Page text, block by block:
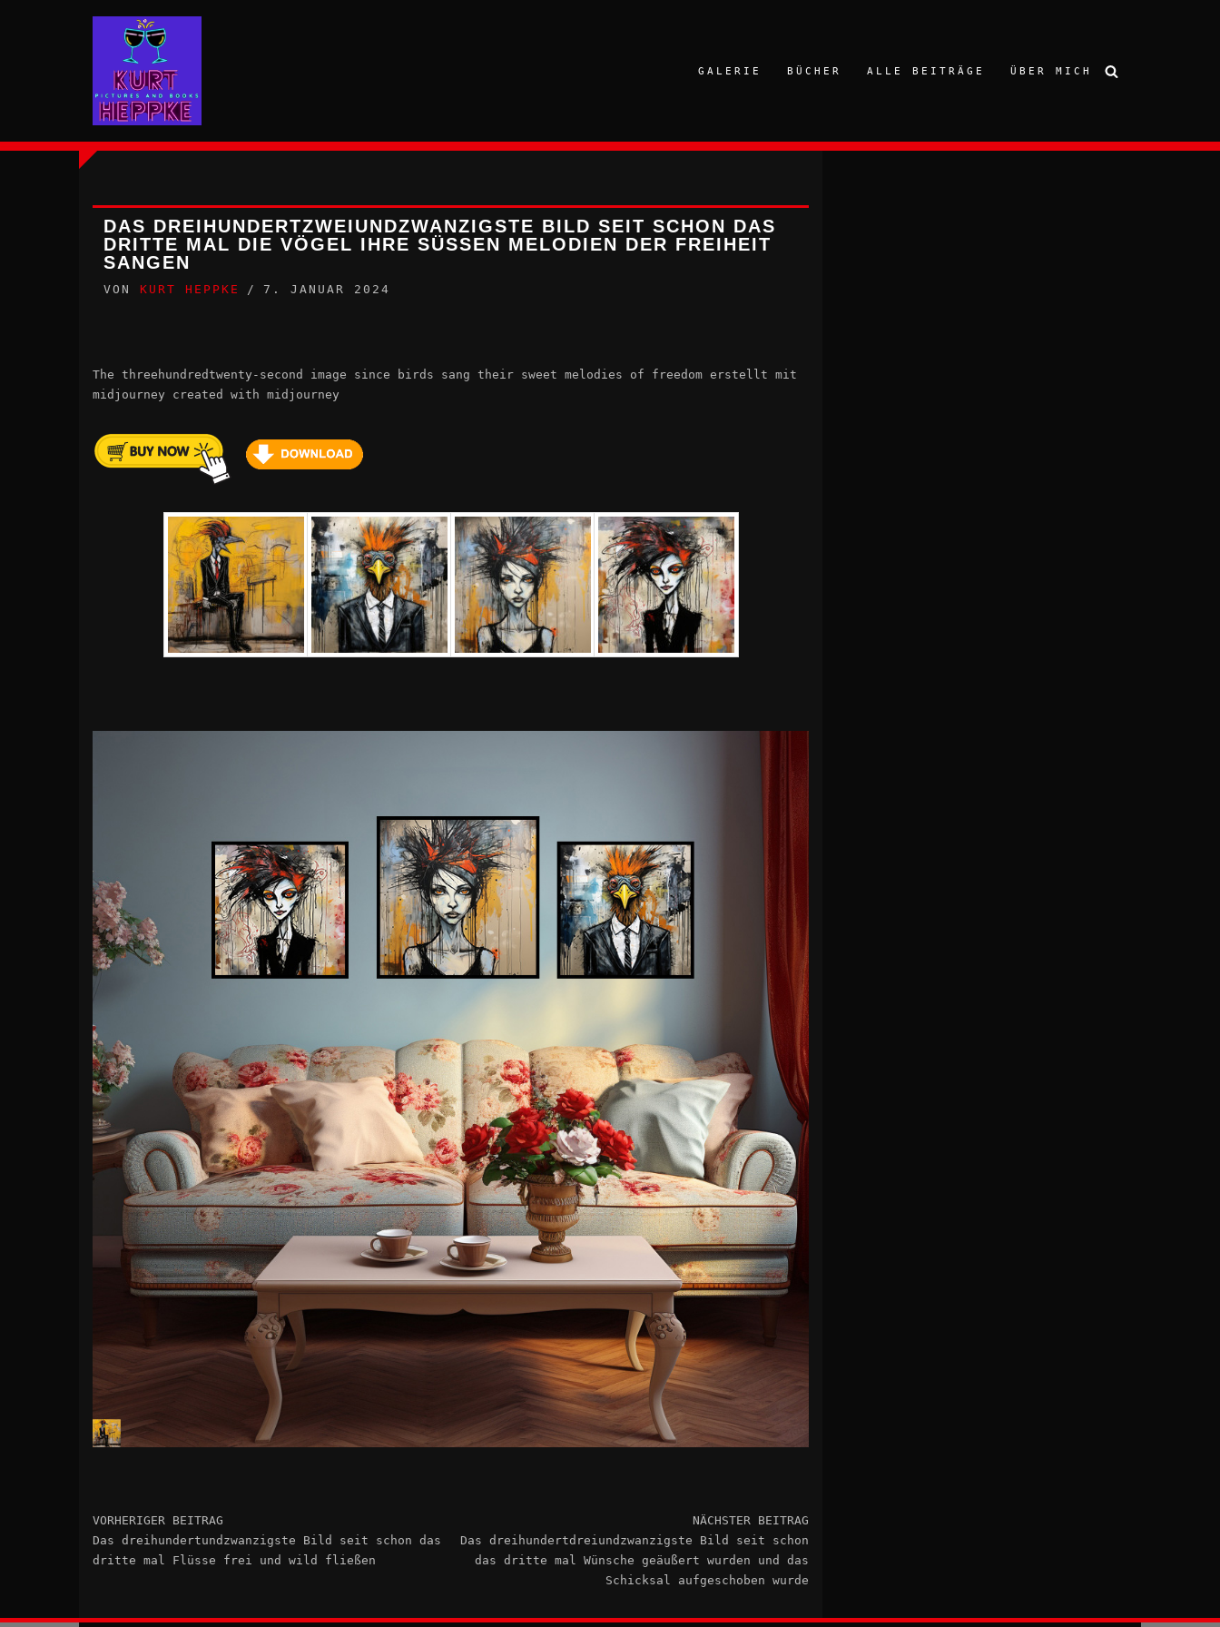
GALERIE BÜCHER ALLE BEITRÄGE ÜBER MICH
DAS DREIHUNDERTZWEIUNDZWANZIGSTE BILD SEIT SCHON DAS
DRITTE MAL DIE VÖGEL IHRE SÜSSEN MELODIEN DER FREIHEIT S
ANGEN
VON KURT HEPPKE 7. JANUAR 2024
The threehundredtwenty-second image since birds sang their sweet melodies of freedom erstellt mit
midjourney created with midjourney
VORHERIGER BEITRAG
Das dreihundertundzwanzigste Bild seit schon das
dritte mal Flüsse frei und wild fließen
NÄCHSTER BEITRAG
Das dreihundertdreiundzwanzigste Bild seit schon
das dritte mal Wünsche geäußert wurden und das
Schicksal aufgeschoben wurde